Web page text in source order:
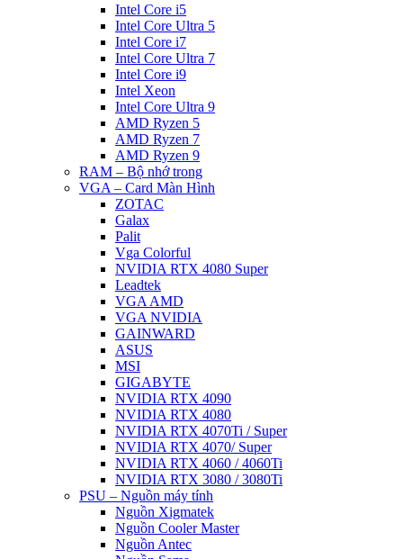
Intel Core i5
Intel Core Ultra 5
Intel Core i7
Intel Core Ultra 7
Intel Core i9
Intel Xeon
Intel Core Ultra 9
AMD Ryzen 5
AMD Ryzen 7
AMD Ryzen 9
RAM – Bộ nhớ trong
VGA – Card Màn Hình
ZOTAC
Galax
Palit
Vga Colorful
NVIDIA RTX 4080 Super
Leadtek
VGA AMD
VGA NVIDIA
GAINWARD
ASUS
MSI
GIGABYTE
NVIDIA RTX 4090
NVIDIA RTX 4080
NVIDIA RTX 4070Ti / Super
NVIDIA RTX 4070/ Super
NVIDIA RTX 4060 / 4060Ti
NVIDIA RTX 3080 / 3080Ti
PSU – Nguồn máy tính
Nguồn Xigmatek
Nguồn Cooler Master
Nguồn Antec